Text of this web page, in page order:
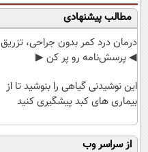
مطالب پیشنهادی
درمان درد کمر بدون جراحی، تزریق
◀ پرسش‌نامه رو پر کن ▶
این نوشیدنی گیاهی را بنوشید تا از
بیماری های کبد پیشگیری کنید
از سراسر وب